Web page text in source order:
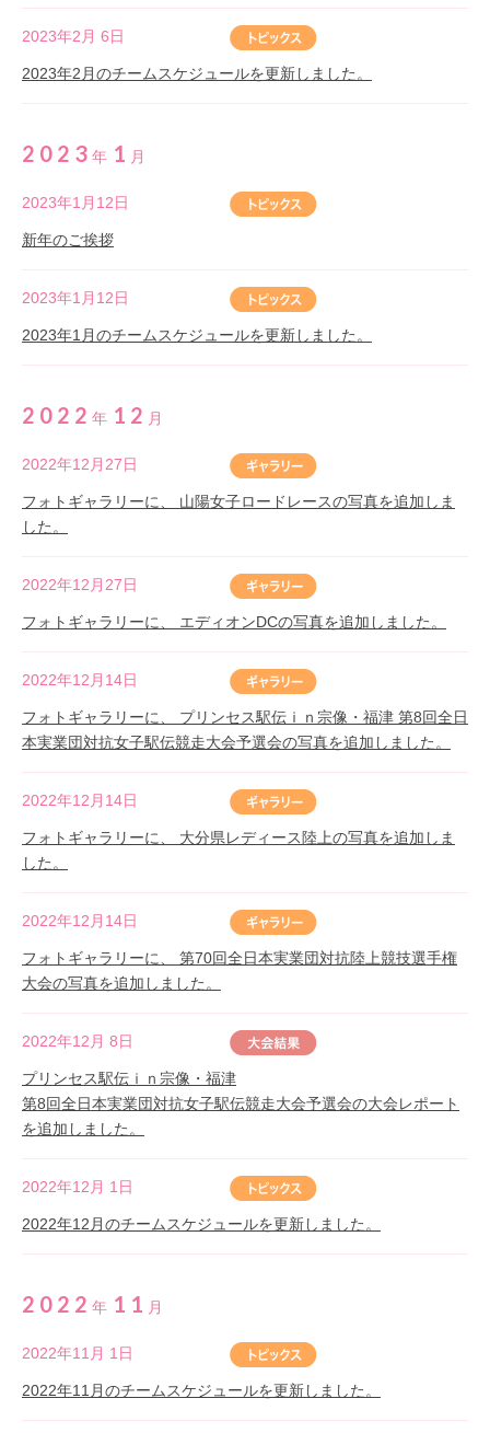
2023年2月 6日
2023年2月のチームスケジュールを更新しました。
2023 年 1 月
2023年1月12日
新年のご挨拶
2023年1月12日
2023年1月のチームスケジュールを更新しました。
2022 年 12 月
2022年12月27日
フォトギャラリーに、 山陽女子ロードレースの写真を追加しま
した。
2022年12月27日
フォトギャラリーに、 エディオンDCの写真を追加しました。
2022年12月14日
フォトギャラリーに、 プリンセス駅伝ｉｎ宗像・福津 第8回全日
本実業団対抗女子駅伝競走大会予選会の写真を追加しました。
2022年12月14日
フォトギャラリーに、 大分県レディース陸上の写真を追加しま
した。
2022年12月14日
フォトギャラリーに、 第70回全日本実業団対抗陸上競技選手権
大会の写真を追加しました。
2022年12月 8日
プリンセス駅伝ｉｎ宗像・福津
第8回全日本実業団対抗女子駅伝競走大会予選会の大会レポート
を追加しました。
2022年12月 1日
2022年12月のチームスケジュールを更新しました。
2022 年 11 月
2022年11月 1日
2022年11月のチームスケジュールを更新しました。